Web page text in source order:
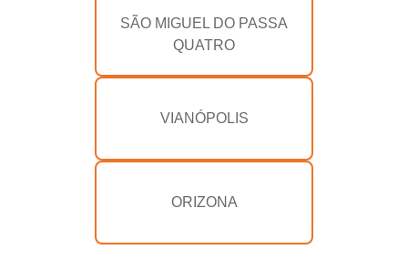
SÃO MIGUEL DO PASSA
QUATRO
VIANÓPOLIS
ORIZONA